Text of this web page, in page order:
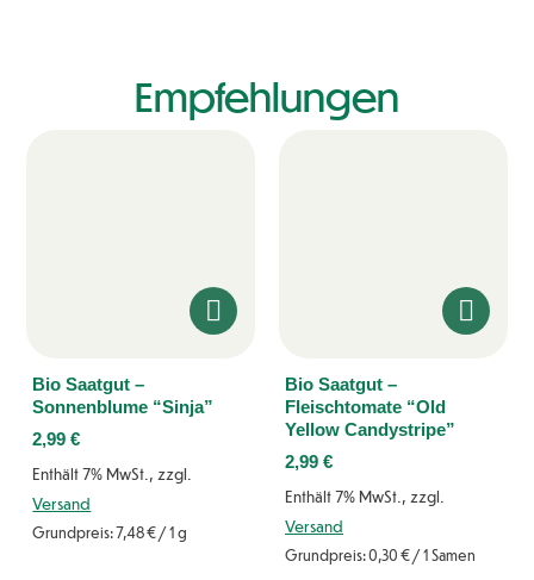
Empfehlungen
Bio Saatgut –
Sonnenblume “Sinja”
2,99€
Enthält 7% MwSt., zzgl.
Versand
Grundpreis:7,48€/ 1 g
Bio Saatgut –
Fleischtomate “Old
Yellow Candystripe”
2,99 €
Enthält 7% MwSt., zzgl.
Versand
Grundpreis:0,30€/ 1 Samen